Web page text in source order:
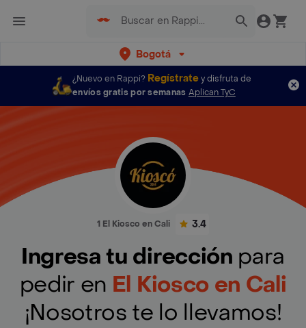
Bogotá
¿Nuevo en Rappi? Regístratey disfruta de
envíos gratis por semanas Aplican TyC
1 El Kiosco en Cali 3.4
Ingresa tu dirección para
pedir en El Kiosco en Cali
¡Nosotros te lo llevamos!